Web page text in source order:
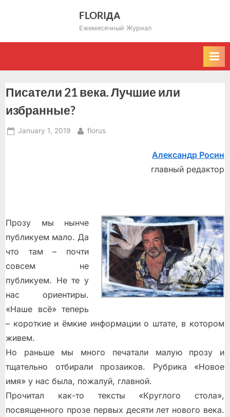
FLORIДА
Ежемесячный Журнал
Писатели 21 века. Лучшие или
избранные?
Posted
January 1, 2019 By
florus
Александр Росин
главный редактор
Прозу мы нынче
публикуем мало. Да
что там – почти
совсем не
публикуем. Не те у
нас ориентиры.
«Наше всё» теперь
– короткие и ёмкие информации о штате, в котором
живем.
Но раньше мы много печатали малую прозу и
тщательно отбирали прозаиков. Рубрика «Новое
имя» у нас была, пожалуй, главной.
Прочитал как-то тексты «Круглого стола»,
посвященного прозе первых десяти лет нового века.